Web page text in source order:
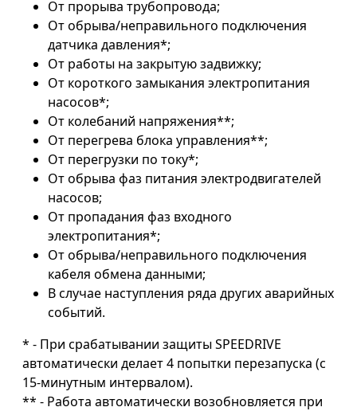
От прорыва трубопровода;
От обрыва/неправильного подключения
датчика давления*;
От работы на закрытую задвижку;
От короткого замыкания электропитания
насосов*;
От колебаний напряжения**;
От перегрева блока управления**;
От перегрузки по току*;
От обрыва фаз питания электродвигателей
насосов;
От пропадания фаз входного
электропитания*;
От обрыва/неправильного подключения
кабеля обмена данными;
В случае наступления ряда других аварийных
событий.
* - При срабатывании защиты SPEEDRIVE
автоматически делает 4 попытки перезапуска (с
15-минутным интервалом).
** - Работа автоматически возобновляется при